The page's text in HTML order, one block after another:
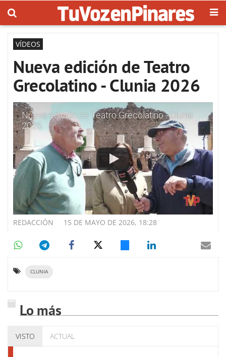
VÍDEOS
Nueva edición de Teatro
Grecolatino - Clunia 2026
Nueva edición de Teatro Grecolatino - Clunia
2026
15 DE MAYO DE 2026, 18:28
REDACCIÓN
CLUNIA
Lo más
VISTO ACTUAL